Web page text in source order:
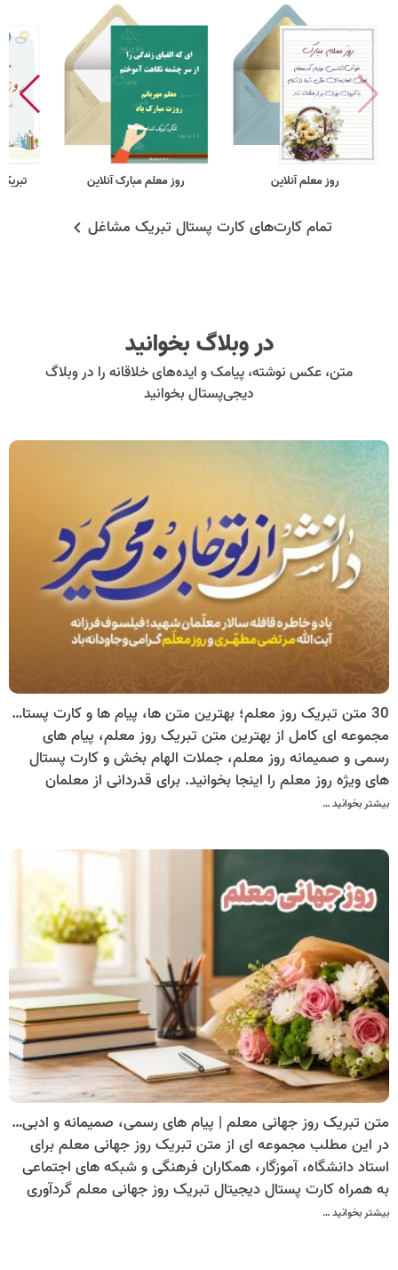
روز معلم آنلاین روز معلم مبارک آنلاین
تمام کارت‌های کارت پستال تبریک مشاغل
در وبلاگ بخوانید
متن، عکس نوشته، پیامک و ایده‌های خلاقانه را در وبلاگ
دیجی‌پستال بخوانید
30 متن تبریک روز معلم؛ بهترین متن ها، پیام ها و کارت پستال های روز معلم برای قدردانی از معلمان
مجموعه ای کامل از بهترین متن تبریک روز معلم، پیام های
رسمی و صمیمانه روز معلم، جملات الهام بخش و کارت پستال
های ویژه روز معلم را اینجا بخوانید. برای قدردانی از معلمان
عزیزتان، زیبا ترین متن ها و ایده ها را پیدا کنید و در چند ثانیه
بیشتر بخوانید …
متن تبریک روز جهانی معلم | پیام های رسمی، صمیمانه و ادبی برای معلمان و اساتید
در این مطلب مجموعه ای از متن تبریک روز جهانی معلم برای
استاد دانشگاه، آموزگار، همکاران فرهنگی و شبکه های اجتماعی
به همراه کارت پستال دیجیتال تبریک روز جهانی معلم گردآوری
شده است تا بتوانید بهترین متن را برای ارسال انتخاب کنید.
بیشتر بخوانید …